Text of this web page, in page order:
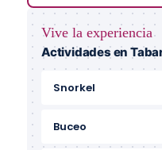
Vive la experiencia
Actividades en
Snorkel
Buceo